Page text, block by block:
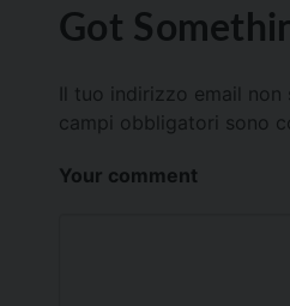
Got
Il tuo indirizzo email non
campi obbligatori sono
Your comment